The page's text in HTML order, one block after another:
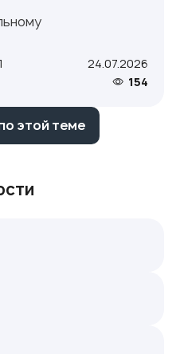
24.07.2026
154
этой теме